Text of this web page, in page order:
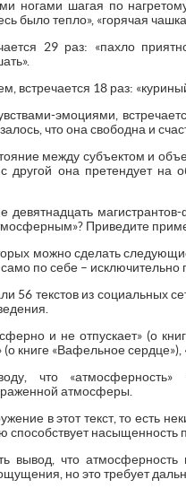
ногами шагая по
было тепло», «горячая чашка
29 раз: «пахло
встречается 18 раз:
эмоциями,
что она свободна и
между субъектом и
другой она претендует на
девятнадцать
Приведите
можно сделать
по себе – исключительно
56 текстов из социальных
и не отпускает» (о
книге «Вафельное
что «атмосферность»
атмосферы.
в этот текст, то
способствует насыщенность
вывод, что
но это требует